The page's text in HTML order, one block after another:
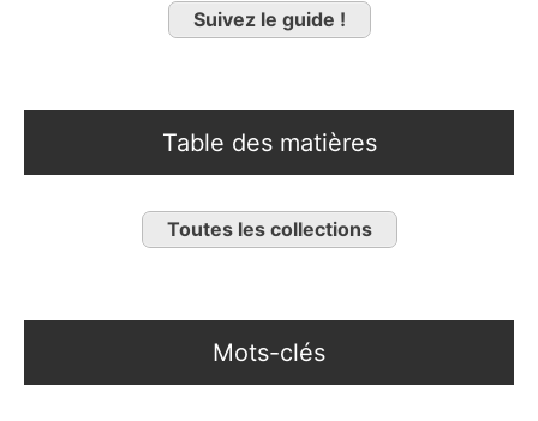
Suivez le guide !
Table des matières
Toutes les collections
Mots-clés